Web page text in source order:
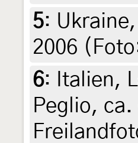
5:
2006
6:
Italien,
Peglio,